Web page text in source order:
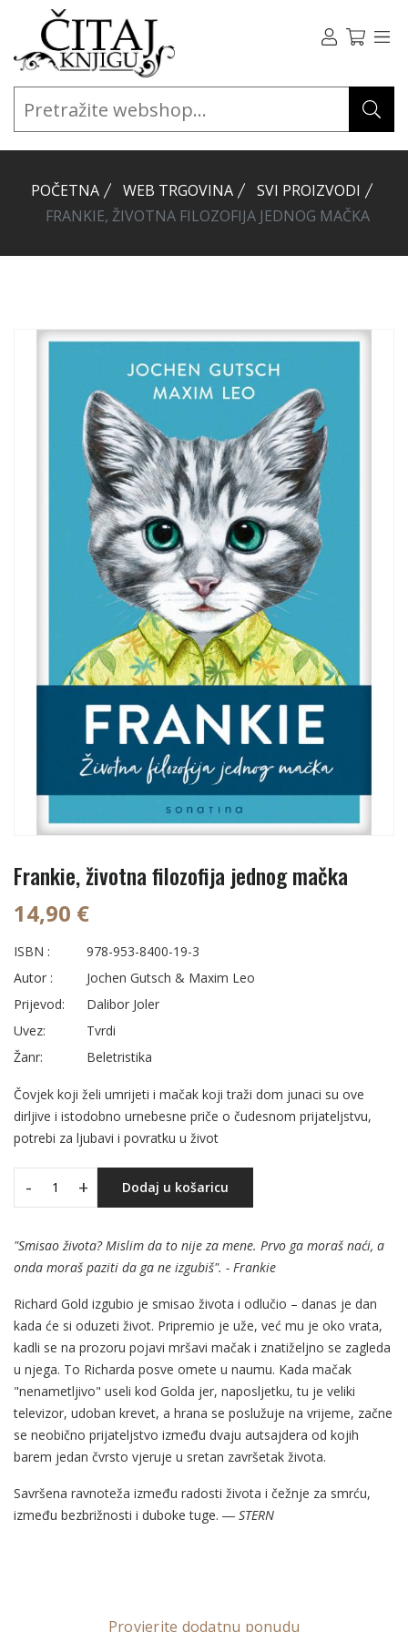
POČETNA WEB TRGOVINA
SVI PROIZVODI
FRANKIE, ŽIVOTNA FILOZOFIJA JEDNOG MAČKA
Frankie, životna filozofija jednog mačka
14,90 €
ISBN :
978-953-8400-19-3
Autor :
Jochen Gutsch & Maxim Leo
Prijevod:
Dalibor Joler
Uvez:
Tvrdi
Žanr:
Beletristika
Čovjek koji želi umrijeti i mačak koji traži dom junaci su ove
dirljive i istodobno urnebesne priče o čudesnom prijateljstvu,
potrebi za ljubavi i povratku u život
- + Dodaj u košaricu
"Smisao života? Mislim da to nije za mene. Prvo ga moraš naći, a
onda moraš paziti da ga ne izgubiš". - Frankie
Richard Gold izgubio je smisao života i odlučio – danas je dan
kada će si oduzeti život. Pripremio je uže, već mu je oko vrata,
kadli se na prozoru pojavi mršavi mačak i znatiželjno se zagleda
u njega. To Richarda posve omete u naumu. Kada mačak
"nenametljivo" useli kod Golda jer, naposljetku, tu je veliki
televizor, udoban krevet, a hrana se poslužuje na vrijeme, začne
se neobično prijateljstvo između dvaju autsajdera od kojih
barem jedan čvrsto vjeruje u sretan završetak života.
Savršena ravnoteža između radosti života i čežnje za smrću,
između bezbrižnosti i duboke tuge. ― STERN
Provjerite dodatnu ponudu